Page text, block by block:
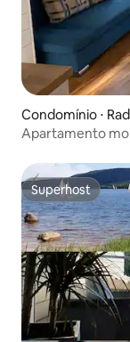
Condomínio ⋅
Apartamento
Superhost
Superhost